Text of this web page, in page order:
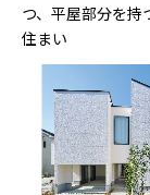
つ、平屋部分を持
住まい